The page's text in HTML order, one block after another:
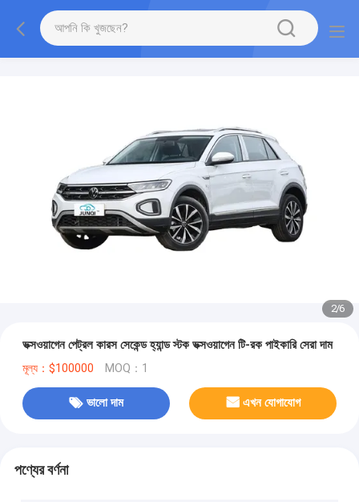
2/6
ভক্সওয়াগেন পেট্রল কারস সেকেন্ড হ্যান্ড স্টক ভক্সওয়াগেন টি-রক পাইকারি সেরা দাম
মূল্য：$100000 MOQ：1
ভালো দাম এখন যোগাযোগ
পণ্যের বর্ণনা